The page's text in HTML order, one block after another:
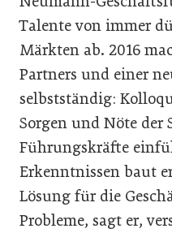
Talente von immer
Märkten ab. 2016
Partners und einer
selbstständig:
Sorgen und Nöte der
Führungskräfte
Erkenntnissen baut
Lösung für die
Probleme, sagt er,